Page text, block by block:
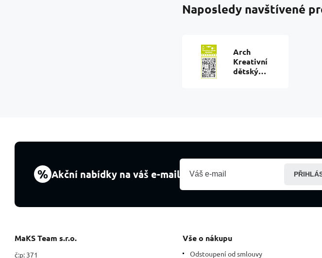
Naposledy navštívené
Arch
Kreativní
dětský
% Akční nabídky na váš e-mail
MaKS Team s.r.o.
č:p: 371
Vše o nákupu
Odstoupení od smlouvy